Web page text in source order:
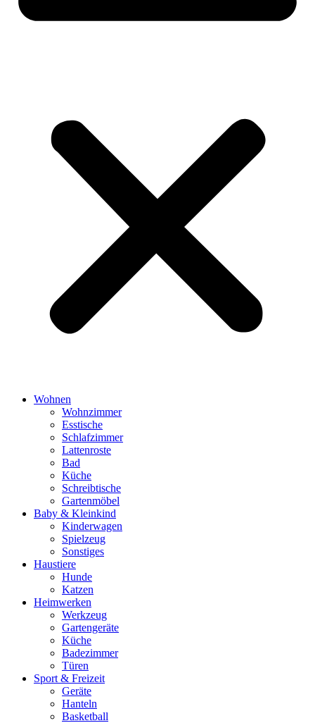
Wohnen
Wohnzimmer
Esstische
Schlafzimmer
Lattenroste
Bad
Küche
Schreibtische
Gartenmöbel
Baby & Kleinkind
Kinderwagen
Spielzeug
Sonstiges
Haustiere
Hunde
Katzen
Heimwerken
Werkzeug
Gartengeräte
Küche
Badezimmer
Türen
Sport & Freizeit
Geräte
Hanteln
Basketball